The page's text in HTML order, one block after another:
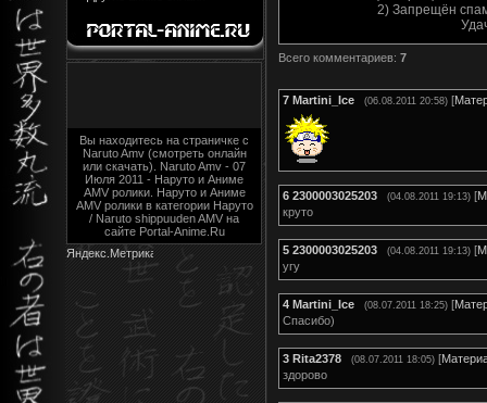
Вы находитесь на страничке с
Naruto Amv (смотреть онлайн
или скачать). Naruto Amv - 07
Июля 2011 - Наруто и Аниме
AMV ролики. Наруто и Аниме
AMV ролики в категории Наруто
/ Naruto shippuuden AMV на
сайте Portal-Anime.Ru
2) Запрещён
Всего комментариев: 7
7 Martini_Ice (06.08.2011 20:58) [
6 2300003025203 (04.08.2011 19:13) [
круто
5 2300003025203 (04.08.2011 19:13) [
угу
4 Martini_Ice (08.07.2011 18:25) [
Спасибо)
3 Rita2378 (08.07.2011 18:05) [
здорово